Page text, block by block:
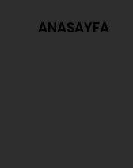
ANASAYFA